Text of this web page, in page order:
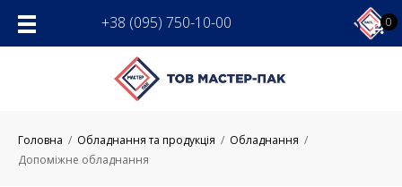
content
+38 (095) 750-10-00 0
Головна / Обладнання та продукція / Обладнання /
Допоміжне обладнання